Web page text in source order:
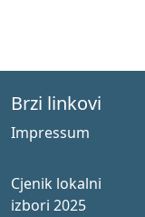
Brzi linkovi
Impressum
Cjenik lokalni
izbori 2025